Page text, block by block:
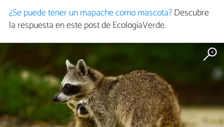
¿Se puede tener un mapache como mascota?Descubre
la respuesta en este post de EcologíaVerde.